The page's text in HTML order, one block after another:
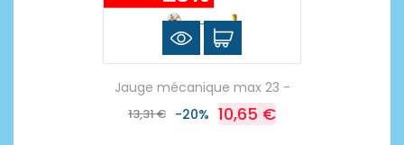
Jauge mécanique max 23 -
13,31 € -20% 10,65 €